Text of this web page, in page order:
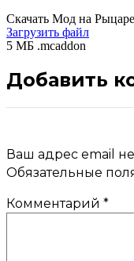
Скачать Мод на
Загрузить файл
5 МБ .mcaddon
Добавить
Ваш адрес email
Обязательные
Комментарий *